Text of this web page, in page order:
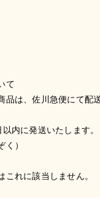
て
品は、佐川急便にて配
以内に発送いたします
）
れに該当しません。